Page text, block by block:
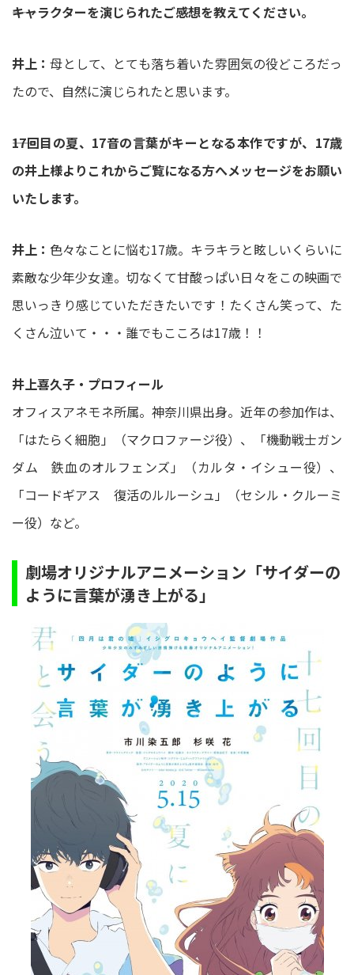
――キャラクターを演じられたご感想を教えてください。
井上：母として、とても落ち着いた雰囲気の役どころだっ
たので、自然に演じられたと思います。
――17回目の夏、17音の言葉がキーとなる本作ですが、17歳
の井上様よりこれからご覧になる方へメッセージをお願い
いたします。
井上： 色々なことに悩む17歳。キラキラと眩しいくらいに
素敵な少年少女達。切なくて甘酸っぱい日々をこの映画で
思いっきり感じていただきたいです！たくさん笑って、た
くさん泣いて・・・誰でもこころは17歳！！
井上喜久子・プロフィール
オフィスアネモネ所属。神奈川県出身。近年の参加作は、
「はたらく細胞」（マクロファージ役）、「機動戦士ガン
ダム 鉄血のオルフェンズ」（カルタ・イシュー役）、
「コードギアス 復活のルルーシュ」（セシル・クルーミ
ー役）など。
劇場オリジナルアニメーション「サイダーの
ように言葉が湧き上がる」